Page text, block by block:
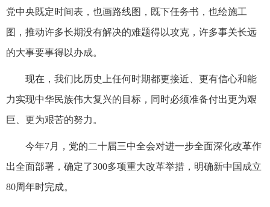
党中央既定时间表，也画路线图，既下任务书，也绘施工
图，推动许多长期没有解决的难题得以攻克，许多事关长远
的大事要事得以办成。
现在，我们比历史上任何时期都更接近、更有信心和能
力实现中华民族伟大复兴的目标，同时必须准备付出更为艰
巨、更为艰苦的努力。
今年7月，党的二十届三中全会对进一步全面深化改革作
出全面部署，确定了300多项重大改革举措，明确新中国成立
80周年时完成。